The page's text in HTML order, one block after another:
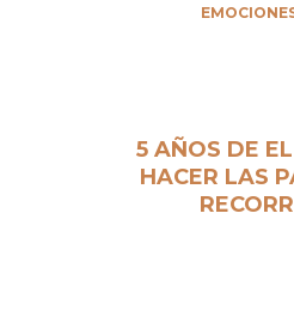
5 AÑOS DE
HACER LAS